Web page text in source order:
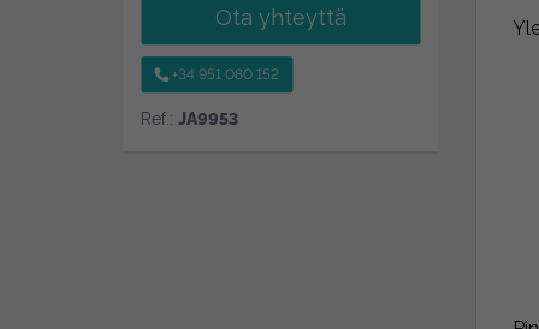
Ota yhteyttä
+34 951 080 152
Ref.: JA9953